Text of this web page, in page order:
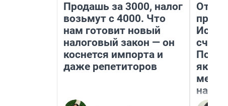
Продашь за 3000, налог
возьмут с 4000. Что
нам готовит новый
налоговый закон — он
коснется импорта и
даже репетиторов
метр